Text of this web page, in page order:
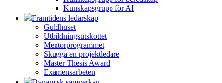
Kunskapsgrupp för AI
Framtidens ledarskap
Guldhuset
Utbildningsutskottet
Mentorprogrammet
Skugga en projektledare
Master Thesis Award
Examensarbeten